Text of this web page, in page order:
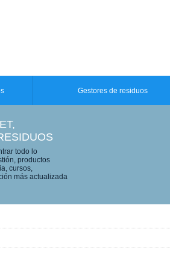
Gestores de residuos
todo lo
productos
cursos,
más actualizada